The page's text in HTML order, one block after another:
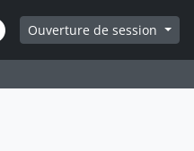
rapides
Ouverture de session